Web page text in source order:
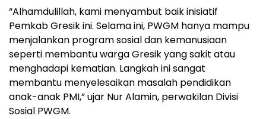
“Alhamdulillah, kami menyambut baik inisiatif
Pemkab Gresik ini. Selama ini, PWGM hanya mampu
menjalankan program sosial dan kemanusiaan
seperti membantu warga Gresik yang sakit atau
menghadapi kematian. Langkah ini sangat
membantu menyelesaikan masalah pendidikan
anak-anak PMI,” ujar Nur Alamin, perwakilan Divisi
Sosial PWGM.